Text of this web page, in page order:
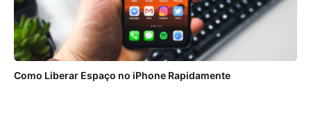
Como Liberar Espaço no iPhone Rapidamente